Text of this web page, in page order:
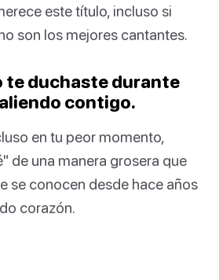
este título, incluso si
son los mejores cantantes.
te duchaste durante
contigo.
en tu peor momento,
de una manera grosera que
se conocen desde hace años
corazón.